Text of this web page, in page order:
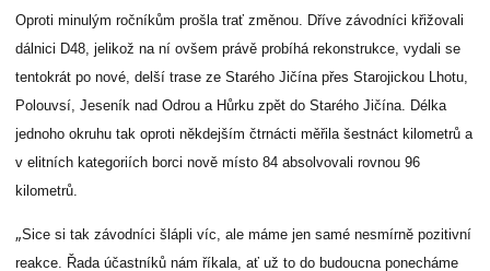
Oproti minulým ročníkům prošla trať změnou. Dříve závodníci křižovali
dálnici D48, jelikož na ní ovšem právě probíhá rekonstrukce, vydali se
tentokrát po nové, delší trase ze Starého Jičína přes Starojickou Lhotu,
Polouvsí, Jeseník nad Odrou a Hůrku zpět do Starého Jičína. Délka
jednoho okruhu tak oproti někdejším čtrnácti měřila šestnáct kilometrů a
v elitních kategoriích borci nově místo 84 absolvovali rovnou 96
kilometrů.
„Sice si tak závodníci šlápli víc, ale máme jen samé nesmírně pozitivní
reakce. Řada účastníků nám říkala, ať už to do budoucna ponecháme